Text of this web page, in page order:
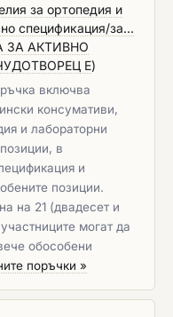
за ортопедия и
спецификация/за...
АКТИВНО
Е)
включва
консумативи,
и лабораторни
в
и
позиции.
на 21 (двадесет и
могат да
обособени
поръчки »